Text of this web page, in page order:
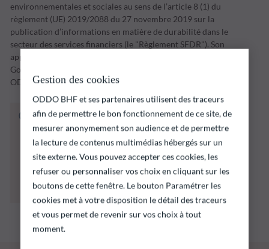
environnementales et sociales au sens de l’article 8 (1) du
règlement (UE) 2019/2088 du 27 novembre 2019 sur la
publication d’informations en matière de durabilité dans le
secteur des services financiers (le "Règlement SFDR"). Son
approche ESG (Environnement et/ou Social et/ou
Gouvernance) est basée sur le modèle propriétaire de
ODDO BHF AM.
Le fonds ci‑dessous présente notamment un
risque de perte en capital.
Il est rappelé que les performances passées ne
préjugent pas des performances futures et ne
sont pas constantes dans le temps.
L’atteinte des objectifs d’investissement ne
peut être garantie.
Gestion des cookies
ODDO BHF et ses partenaires utilisent des traceurs
afin de permettre le bon fonctionnement de ce site, de
mesurer anonymement son audience et de permettre
la lecture de contenus multimédias hébergés sur un
site externe. Vous pouvez accepter ces cookies, les
refuser ou personnaliser vos choix en cliquant sur les
boutons de cette fenêtre. Le bouton Paramétrer les
cookies met à votre disposition le détail des traceurs
et vous permet de revenir sur vos choix à tout
moment.